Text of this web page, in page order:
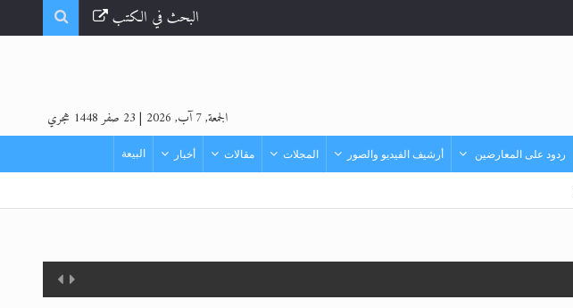
البحث في الكتب
الجمعة, 7 آب, 2026 | 23 صفر 1448 هجري
ردود على المعارضين أرشيف الفيديو والصور المجلات مقالات أخبار البيعة